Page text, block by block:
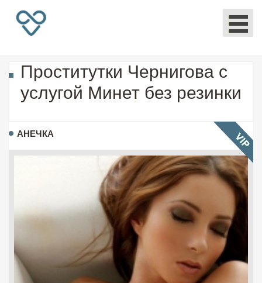
Проститутки Чернигова с
услугой Минет без резинки
АНЕЧКА